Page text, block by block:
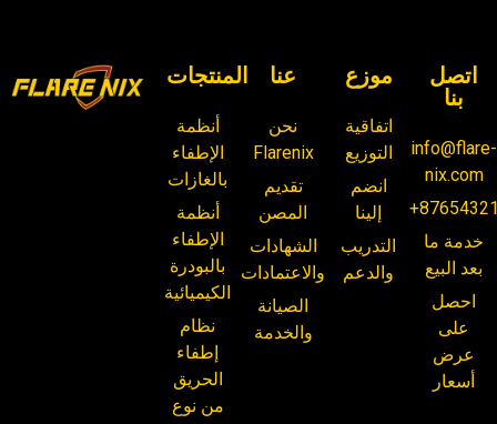
المنتجات
أنظمة
الإطفاء
بالغازات
أنظمة
الإطفاء
بالبودرة
الكيميائية
نظام
إطفاء
الحريق
من نوع
عنا
نحن
Flarenix
تقديم
المصن
الشهادات
والاعتمادات
الصيانة
والخدمة
موزع
اتفاقية
التوزيع
انضم
إلينا
التدريب
والدعم
اتصل
بنا
info@flare-
nix.com
خدمة ما
بعد البيع
احصل
على
عرض
أسعار